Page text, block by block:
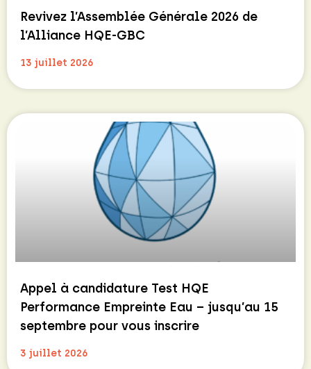
Revivez l’Assemblée Générale 2026 de
l’Alliance HQE-GBC
13 juillet 2026
Appel à candidature Test HQE
Performance Empreinte Eau – jusqu’au 15
septembre pour vous inscrire
3 juillet 2026